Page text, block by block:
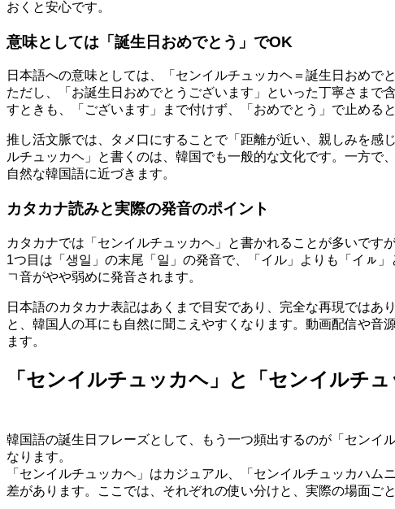
おくと安心です。
意味としては「誕生日おめでとう」でOK
日本語への意味としては、「センイルチュッカヘ＝誕生日おめで
ただし、「お誕生日おめでとうございます」といった丁寧さまで
すときも、「ございます」まで付けず、「おめでとう」で止める
推し活文脈では、タメ口にすることで「距離が近い、親しみを感
ルチュッカヘ」と書くのは、韓国でも一般的な文化です。一方で
自然な韓国語に近づきます。
カタカナ読みと実際の発音のポイント
カタカナでは「センイルチュッカヘ」と書かれることが多いです
1つ目は「생일」の末尾「일」の発音で、「イル」よりも「イㇽ
ㄱ音がやや弱めに発音されます。
日本語のカタカナ表記はあくまで目安であり、完全な再現では
と、韓国人の耳にも自然に聞こえやすくなります。動画配信や音
ます。
「センイルチュッカヘ」と「センイルチ
韓国語の誕生日フレーズとして、もう一つ頻出するのが「センイ
なります。
「センイルチュッカヘ」はカジュアル、「センイルチュッカハ
差があります。ここでは、それぞれの使い分けと、実際の場面ご